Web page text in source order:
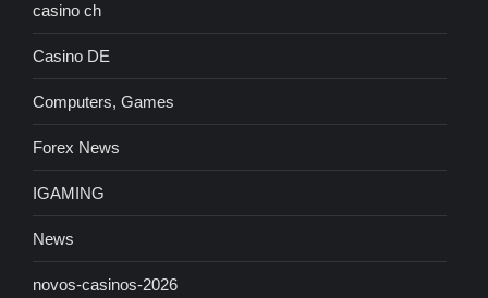
casino ch
Casino DE
Computers, Games
Forex News
IGAMING
News
novos-casinos-2026